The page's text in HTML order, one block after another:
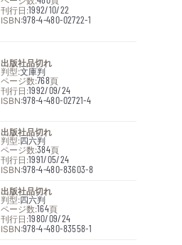
刊行日:1992/10/22
ISBN:978-4-480-02722-1
出版社品切れ
判型:文庫判
ページ数:768頁
刊行日:1992/09/24
ISBN:978-4-480-02721-4
出版社品切れ
判型:四六判
ページ数:384頁
刊行日:1991/05/24
ISBN:978-4-480-83603-8
出版社品切れ
判型:四六判
ページ数:164頁
刊行日:1980/09/24
ISBN:978-4-480-83558-1